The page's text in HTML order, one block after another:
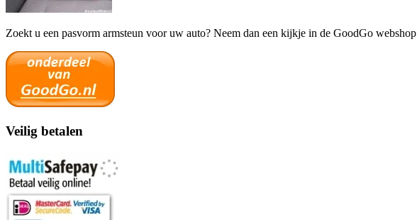
Zoekt u een pasvorm armsteun voor uw auto? Neem dan een kijkje in de GoodGo webshop
Veilig betalen